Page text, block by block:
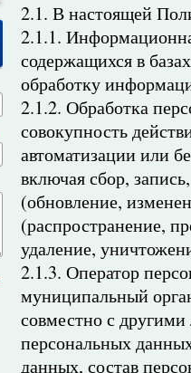
2.1. В настоящей
2.1.1.
содержащихся в
обработку
2.1.2. Обработка
совокупность
автоматизации или
включая сбор,
(обновление,
(распространение,
удаление,
2.1.3. Оператор
муниципальный
совместно с
персональных
данных, состав